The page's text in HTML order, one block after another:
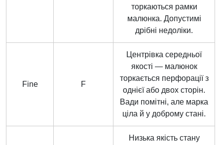
торкаються рамки
малюнка. Допустимі
дрібні недоліки.
Fine F
Центрівка середньої
якості — малюнок
торкається перфорації з
однієї або двох сторін.
Вади помітні, але марка
ціла й у доброму стані.
Низька якість стану